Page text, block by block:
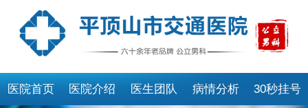
医院首页 医院介绍 医生团队 病情分析 30秒挂号